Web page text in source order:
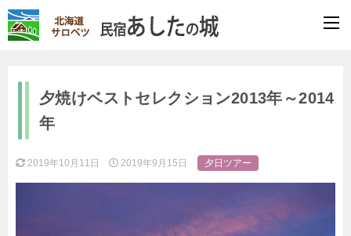
夕焼けベストセレクション2013年～2014
年
2019年10月11日 2019年9月15日 夕日ツアー